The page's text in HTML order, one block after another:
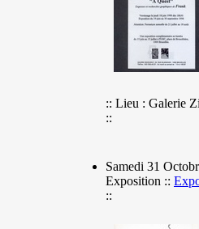
:: Lieu : Galerie
::
Samedi 31
Exposition ::
::